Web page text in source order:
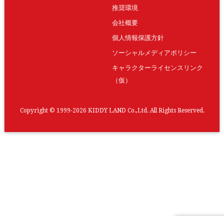
推奨環境
会社概要
個人情報保護方針
ソーシャルメディアポリシー
キャラクターライセンスリンク
（仮）
Copyright © 1999-2026 KIDDY LAND Co.,Ltd. All Rights Reserved.